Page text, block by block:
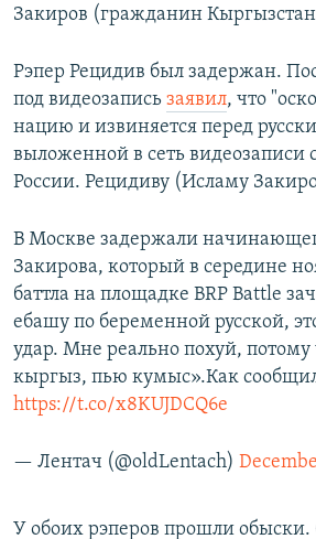
Закиров (гражданин
Рэпер Рецидив был задержан.
под видеозапись заявил, что
нацию и извиняется перед
выложенной в сеть видеозаписи
России. Рецидиву (Исламу
В Москве задержали
Закирова, который в середине
баттла на площадке BRP Battle
ебашу по беременной русской,
удар. Мне реально похуй, потому
кыргыз, пью кумыс».Как
https://t.co/x8KUJDCQ6e
— Лентач (@oldLentach)
У обоих рэперов прошли